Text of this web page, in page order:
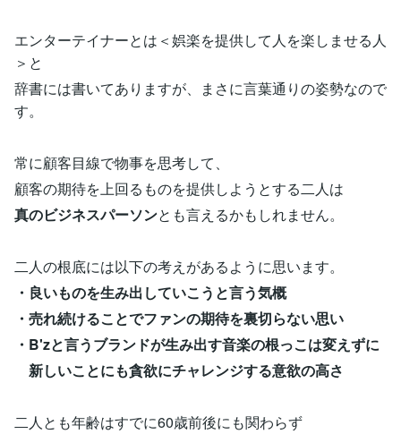
エンターテイナーとは＜娯楽を提供して人を楽しませる人
＞と
辞書には書いてありますが、まさに言葉通りの姿勢なので
す。
常に顧客目線で物事を思考して、
顧客の期待を上回るものを提供しようとする二人は
真のビジネスパーソンとも言えるかもしれません。
二人の根底には以下の考えがあるように思います。
・良いものを生み出していこうと言う気概
・売れ続けることでファンの期待を裏切らない思い
・B'zと言うブランドが生み出す音楽の根っこは変えずに
新しいことにも貪欲にチャレンジする意欲の高さ
二人とも年齢はすでに60歳前後にも関わらず